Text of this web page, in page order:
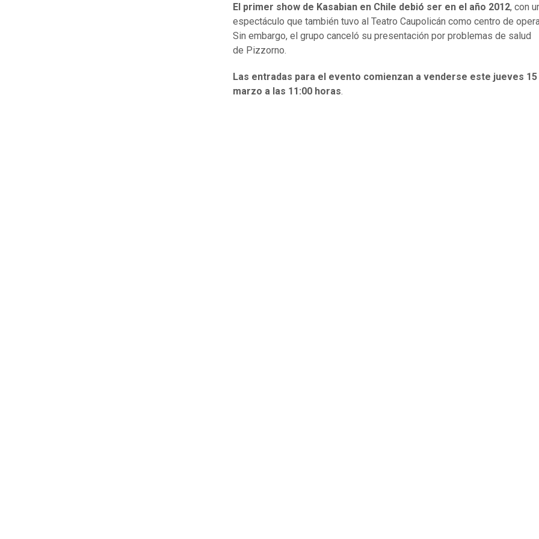
El primer show de Kasabian en Chile debió ser en el año 2012, con
espectáculo que también tuvo al Teatro Caupolicán como centro de
Sin embargo, el grupo canceló su presentación por problemas de salud
de Pizzorno.
Las entradas para el evento comienzan a venderse este jueves 15
marzo a las 11:00 horas.